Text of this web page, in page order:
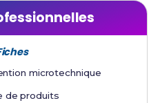
microtechnique
de produits